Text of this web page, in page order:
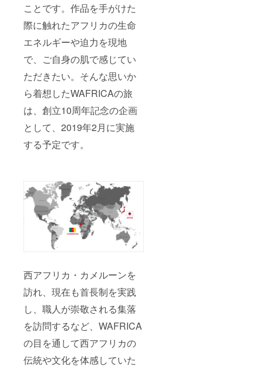
ことです。作品を手がけた
際に触れたアフリカの生命
エネルギーや迫力を現地
で、ご自身の肌で感じてい
ただきたい。そんな思いか
ら着想したWAFRICAの旅
は、創立10周年記念の企画
として、2019年2月に実施
する予定です。
西アフリカ・カメルーンを
訪れ、現在も首長制を実践
し、職人が崇敬される集落
を訪問するなど、WAFRICA
の目を通して西アフリカの
伝統や文化を体感していた